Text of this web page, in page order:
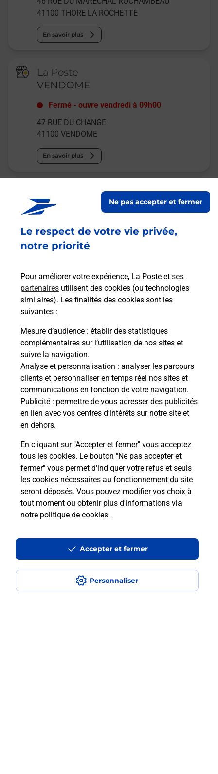
Le respect de votre vie privée,
notre priorité
Pour améliorer votre expérience, La Poste et ses
partenaires utilisent des cookies (ou technologies
similaires). Les finalités des cookies sont les
suivantes :
Mesure d’audience : établir des statistiques
complémentaires sur l’utilisation de nos sites et
suivre la navigation.
Analyse et personnalisation : analyser les parcours
clients et personnaliser en temps réel nos sites et
communications en fonction de votre navigation.
Publicité : permettre de vous adresser des publicités
en lien avec vos centres d’intérêts sur notre site et
en dehors.
En cliquant sur "Accepter et fermer" vous acceptez
tous les cookies. Le bouton "Ne pas accepter et
fermer" vous permet d'indiquer votre refus et seuls
les cookies nécessaires au fonctionnement du site
seront déposés. Vous pouvez modifier vos choix à
tout moment ou obtenir plus d'informations via
notre politique de cookies.
Personnaliser
Ne pas accepter et fermer
Accepter et fermer
41100 THORE LA ROCHETTE
En savoir plus
La Poste
VENDOME
Fermé -ouvre vendredi à 09h00
47 RUE DU CHANGE
41100 VENDOME
En savoir plus
La Poste
en ligne
Ouvert 24h/24
Recherchez un autre point de contact
Questions fréquemment posées
Quel réseau utilise La Poste Mobile ?
Est-ce que je peux garder mon
numéro de mobile gratuitement ?
Est-ce que je peux bénéficier de la 5G
avec La Poste Mobile ?
Est-ce que je peux utiliser mon forfait
à l’étranger avec La Poste Mobile ?
Est-ce que je peux payer mon iPhone
en plusieurs fois avec La Poste Mobile
?